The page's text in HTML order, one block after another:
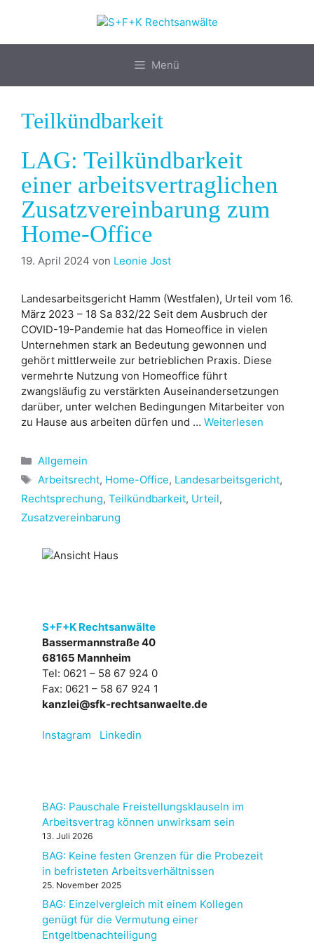
Menü
Teilkündbarkeit
LAG: Teilkündbarkeit
einer arbeitsvertraglichen
Zusatzvereinbarung zum
Home-Office
19. April 2024 von Leonie Jost
Landesarbeitsgericht Hamm (Westfalen), Urteil vom 16.
März 2023 – 18 Sa 832/22 Seit dem Ausbruch der
COVID-19-Pandemie hat das Homeoffice in vielen
Unternehmen stark an Bedeutung gewonnen und
gehört mittlerweile zur betrieblichen Praxis. Diese
vermehrte Nutzung von Homeoffice führt
zwangsläufig zu verstärkten Auseinandersetzungen
darüber, unter welchen Bedingungen Mitarbeiter von
zu Hause aus arbeiten dürfen und … Weiterlesen
Kategorien
Allgemein
Schlagwörter
Arbeitsrecht, Home-Office, Landesarbeitsgericht,
Rechtsprechung, Teilkündbarkeit, Urteil,
Zusatzvereinbarung
S+F+K Rechtsanwälte
Bassermannstraße 40
68165 Mannheim
Tel: 0621 – 58 67 924 0
Fax: 0621 – 58 67 924 1
kanzlei@sfk-rechtsanwaelte.de
Instagram Linkedin
BAG: Pauschale Freistellungsklauseln im
Arbeitsvertrag können unwirksam sein
13. Juli 2026
BAG: Keine festen Grenzen für die Probezeit
in befristeten Arbeitsverhältnissen
25. November 2025
BAG: Einzelvergleich mit einem Kollegen
genügt für die Vermutung einer
Entgeltbenachteiligung